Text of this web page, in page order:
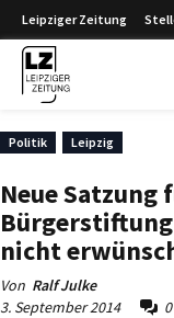
Leipziger Zeitung
Politik Leipzig
Neue
nicht
Von Ralf Julke
3. September 2014
0